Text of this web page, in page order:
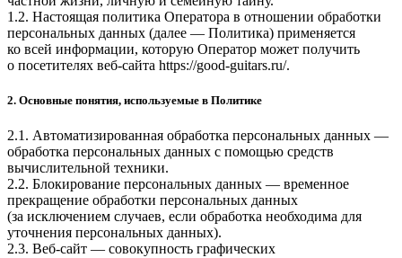
1.2. Настоящая политика Оператора в отношении обработки
персональных данных (далее — Политика) применяется
ко всей информации, которую Оператор может получить
о посетителях веб-сайта https://good-guitars.ru/.
2. Основные понятия, используемые в Политике
2.1. Автоматизированная обработка персональных данных —
обработка персональных данных с помощью средств
вычислительной техники.
2.2. Блокирование персональных данных — временное
прекращение обработки персональных данных
(за исключением случаев, если обработка необходима для
уточнения персональных данных).
2.3. Веб-сайт — совокупность графических